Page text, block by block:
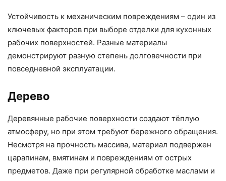
Устойчивость к механическим повреждениям – один из
ключевых факторов при выборе отделки для кухонных
рабочих поверхностей. Разные материалы
демонстрируют разную степень долговечности при
повседневной эксплуатации.
Дерево
Деревянные рабочие поверхности создают тёплую
атмосферу, но при этом требуют бережного обращения.
Несмотря на прочность массива, материал подвержен
царапинам, вмятинам и повреждениям от острых
предметов. Даже при регулярной обработке маслами и